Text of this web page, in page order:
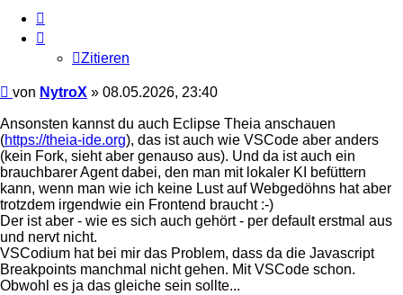
Zitieren
Beitrag
von NytroX » 08.05.2026, 23:40
Ansonsten kannst du auch Eclipse Theia anschauen
(https://theia-ide.org), das ist auch wie VSCode aber anders
(kein Fork, sieht aber genauso aus). Und da ist auch ein
brauchbarer Agent dabei, den man mit lokaler KI befüttern
kann, wenn man wie ich keine Lust auf Webgedöhns hat aber
trotzdem irgendwie ein Frontend braucht :-)
Der ist aber - wie es sich auch gehört - per default erstmal aus
und nervt nicht.
VSCodium hat bei mir das Problem, dass da die Javascript
Breakpoints manchmal nicht gehen. Mit VSCode schon.
Obwohl es ja das gleiche sein sollte...